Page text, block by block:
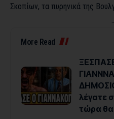
Σκοπίων, τα πυρηνικά της
More Read
λέγατε
τώρα